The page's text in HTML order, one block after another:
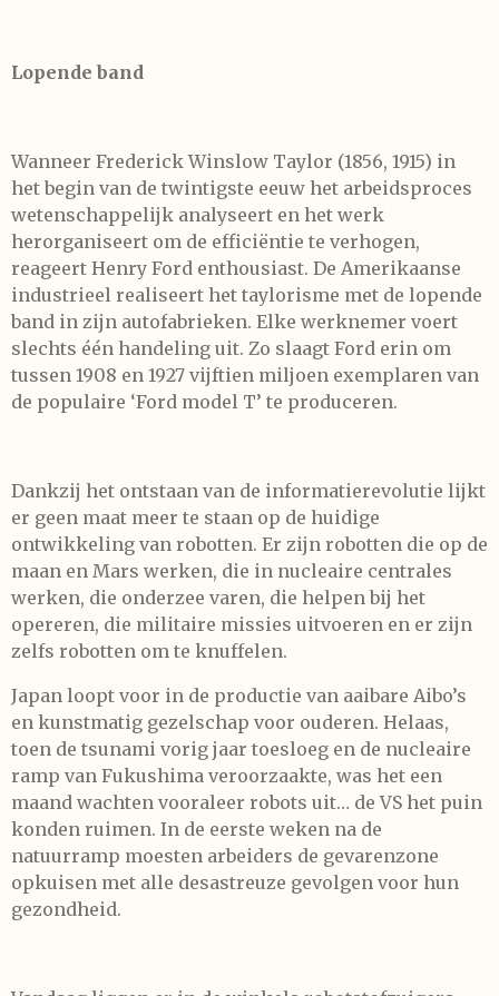
Lopende band
Wanneer Frederick Winslow Taylor (1856, 1915) in
het begin van de twintigste eeuw het arbeidsproces
wetenschappelijk analyseert en het werk
herorganiseert om de efficiëntie te verhogen,
reageert Henry Ford enthousiast. De Amerikaanse
industrieel realiseert het taylorisme met de lopende
band in zijn autofabrieken. Elke werknemer voert
slechts één handeling uit. Zo slaagt Ford erin om
tussen 1908 en 1927 vijftien miljoen exemplaren van
de populaire ‘Ford model T’ te produceren.
Dankzij het ontstaan van de informatierevolutie lijkt
er geen maat meer te staan op de huidige
ontwikkeling van robotten. Er zijn robotten die op de
maan en Mars werken, die in nucleaire centrales
werken, die onderzee varen, die helpen bij het
opereren, die militaire missies uitvoeren en er zijn
zelfs robotten om te knuffelen.
Japan loopt voor in de productie van aaibare Aibo’s
en kunstmatig gezelschap voor ouderen. Helaas,
toen de tsunami vorig jaar toesloeg en de nucleaire
ramp van Fukushima veroorzaakte, was het een
maand wachten vooraleer robots uit… de VS het puin
konden ruimen. In de eerste weken na de
natuurramp moesten arbeiders de gevarenzone
opkuisen met alle desastreuze gevolgen voor hun
gezondheid.